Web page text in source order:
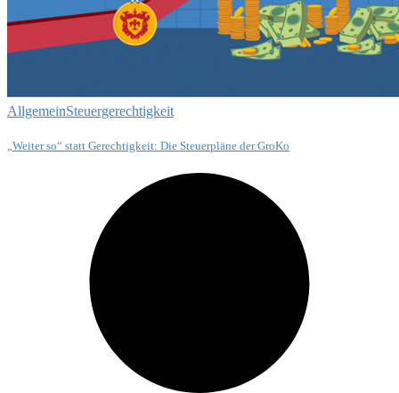
AllgemeinSteuergerechtigkeit
„Weiter so“ statt Gerechtigkeit: Die Steuerpläne der GroKo